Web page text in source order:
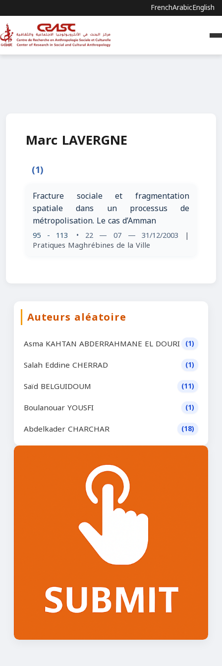
FrenchArabicEnglish
Marc LAVERGNE
(1)
Fracture sociale et fragmentation
spatiale dans un processus de
métropolisation. Le cas d’Amman
95 - 113 • 22 — 07 — 31/12/2003 |
Pratiques Maghrébines de la Ville
Auteurs aléatoire
Asma KAHTAN ABDERRAHMANE EL DOURI (1)
Salah Eddine CHERRAD (1)
Saïd BELGUIDOUM (11)
Boulanouar YOUSFI (1)
Abdelkader CHARCHAR (18)